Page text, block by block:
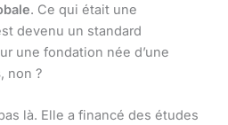
. Ce qui était une
devenu un standard
une fondation née d’une
, non ?
là. Elle a financé des études